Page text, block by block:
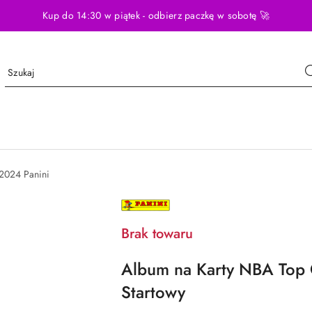
Kup do 14:30 w piątek - odbierz paczkę w sobotę 🚀
Panini
NAZWA
PRODUCENTA:
Brak towaru
Album na Karty NBA
Startowy